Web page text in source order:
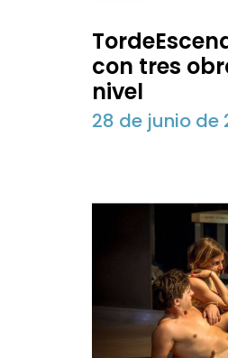
con tres
nivel
28 de junio de